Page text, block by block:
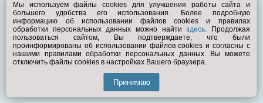
© Exist.ru 1998—2026
Мы используем файлы cookies для улучшения работы сайта и
большего удобства его использования. Более подробную
информацию об использовании файлов cookies и правилах
обработки персональных данных можно найтиздесь. Продолжая
пользоваться сайтом, Вы подтверждаете, что были
проинформированы об использовании файлов cookies и согласны с
нашими правилами обработки персональных данных. Вы можете
отключить файлы cookies в настройках Вашего браузера.
Принимаю